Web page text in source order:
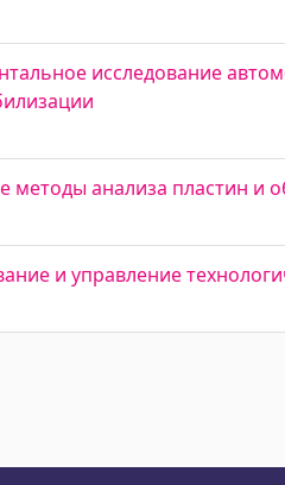
исследование
методы анализа пластин и
и управление